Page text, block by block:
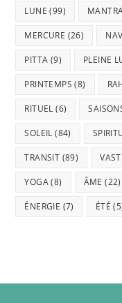
LUNE (99)
MERCURE (26)
PITTA (9) PLEINE
PRINTEMPS (8)
RITUEL (6)
SOLEIL (84)
TRANSIT (89)
YOGA(8) ÂME (22)
ÉNERGIE (7) ÉTÉ